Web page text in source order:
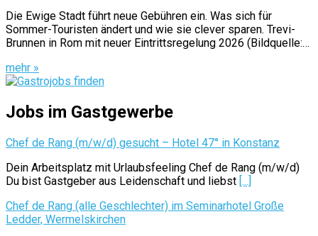
Die Ewige Stadt führt neue Gebühren ein. Was sich für
Sommer-Touristen ändert und wie sie clever sparen. Trevi-
Brunnen in Rom mit neuer Eintrittsregelung 2026 (Bildquelle:…
mehr »
Jobs im Gastgewerbe
Chef de Rang (m/w/d) gesucht – Hotel 47° in Konstanz
Dein Arbeitsplatz mit Urlaubsfeeling Chef de Rang (m/w/d)
Du bist Gastgeber aus Leidenschaft und liebst [...]
Chef de Rang (alle Geschlechter) im Seminarhotel Große
Ledder, Wermelskirchen